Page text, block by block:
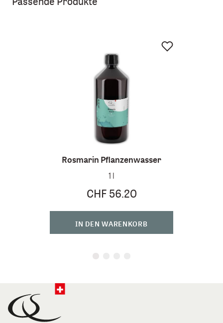
Rosmarin Pflanzenwasser
1 l
CHF 56.20
IN DEN WARENKORB